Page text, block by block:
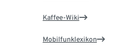
Kaffee-Wiki
Mobilfunklexikon